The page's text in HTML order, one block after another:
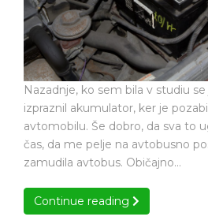
Nazadnje, ko sem bila v studiu
izpraznil akumulator, ker je
avtomobilu. Še dobro, da sva to
čas, da me pelje na avtobusno
zamudila avtobus. Običajno…
Continue reading